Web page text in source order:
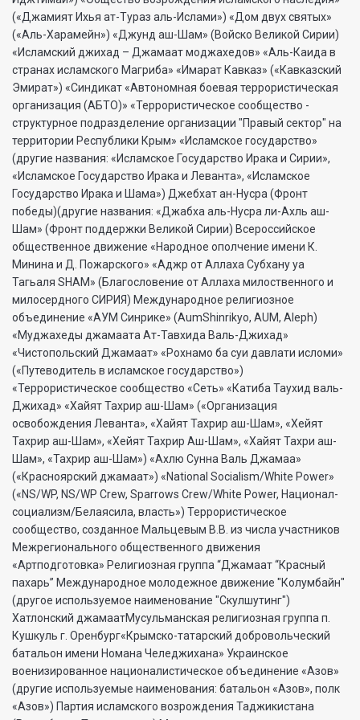
(«Джамият Ихья ат-Тураз аль-Ислами») «Дом двух святых»
(«Аль-Харамейн») «Джунд аш-Шам» (Войско Великой Сирии)
«Исламский джихад – Джамаат моджахедов» «Аль-Каида в
странах исламского Магриба» «Имарат Кавказ» («Кавказский
Эмират») «Синдикат «Автономная боевая террористическая
организация (АБТО)» «Террористическое сообщество -
структурное подразделение организации "Правый сектор" на
территории Республики Крым» «Исламское государство»
(другие названия: «Исламское Государство Ирака и Сирии»,
«Исламское Государство Ирака и Леванта», «Исламское
Государство Ирака и Шама») Джебхат ан-Нусра (Фронт
победы)(другие названия: «Джабха аль-Нусра ли-Ахль аш-
Шам» (Фронт поддержки Великой Сирии) Всероссийское
общественное движение «Народное ополчение имени К.
Минина и Д. Пожарского» «Аджр от Аллаха Субхану уа
Тагьаля SHAM» (Благословение от Аллаха милоственного и
милосердного СИРИЯ) Международное религиозное
объединение «АУМ Синрике» (AumShinrikyo, AUM, Aleph)
«Муджахеды джамаата Ат-Тавхида Валь-Джихад»
«Чистопольский Джамаат» «Рохнамо ба суи давлати исломи»
(«Путеводитель в исламское государство»)
«Террористическое сообщество «Сеть» «Катиба Таухид валь-
Джихад» «Хайят Тахрир аш-Шам» («Организация
освобождения Леванта», «Хайят Тахрир аш-Шам», «Хейят
Тахрир аш-Шам», «Хейят Тахрир Аш-Шам», «Хайят Тахри аш-
Шам», «Тахрир аш-Шам») «Ахлю Сунна Валь Джамаа»
(«Красноярский джамаат») «National Socialism/White Power»
(«NS/WP, NS/WP Crew, Sparrows Crew/White Power, Национал-
социализм/Белаясила, власть») Террористическое
сообщество, созданное Мальцевым В.В. из числа участников
Межрегионального общественного движения
«Артподготовка» Религиозная группа “Джамаат “Красный
пахарь” Международное молодежное движение "Колумбайн"
(другое используемое наименование "Скулшутинг")
Хатлонский джамаатМусульманская религиозная группа п.
Кушкуль г. Оренбург«Крымско-татарский добровольческий
батальон имени Номана Челеджихана» Украинское
военизированное националистическое объединение «Азов»
(другие используемые наименования: батальон «Азов», полк
«Азов») Партия исламского возрождения Таджикистана